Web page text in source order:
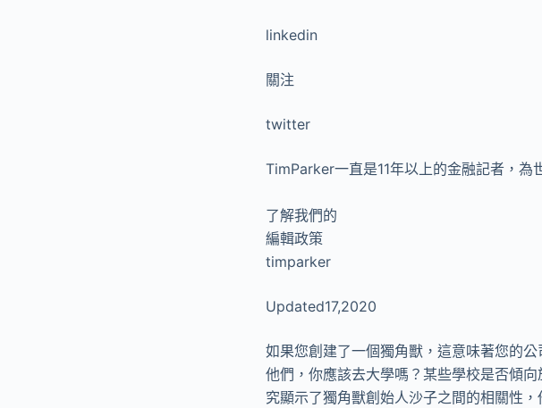
linkedin
關注
twitter
TimParker一直是11年以上的金融記者，為
了解我們的
編輯政策
timparker
Updated17,2020
如果您創建了一個獨角獸，這意味著您的
他們，你應該去大學嗎？某些學校是否傾
究顯示了獨角獸創始人沙子之間的相關性，